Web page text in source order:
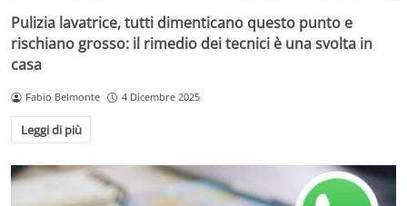
Pulizia lavatrice, tutti dimenticano questo punto e
rischiano grosso: il rimedio dei tecnici è una svolta in
casa
Fabio Belmonte 4 Dicembre 2025
Leggi di più